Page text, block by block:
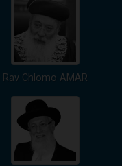
Rav Chlomo AMAR